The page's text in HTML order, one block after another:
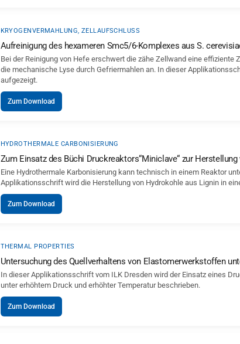
KRYOGENVERMAHLUNG, ZELLAUFSCHLUSS
Aufreinigung des hexameren Smc5/6-Komplexes aus S.
Bei der Reinigung von Hefe erschwert die zähe Zellwand eine
die mechanische Lyse durch Gefriermahlen an. In dieser
aufgezeigt.
Zum Download
HYDROTHERMALE CARBONISIERUNG
Zum Einsatz des Büchi Druckreaktors“Miniclave“ zur
Eine Hydrothermale Karbonisierung kann technisch in einem Reaktor
Applikationsschrift wird die Herstellung von Hydrokohle aus Lignin in
Zum Download
THERMAL PROPERTIES
Untersuchung des Quellverhaltens von Elastomerwerkstoffen
In dieser Applikationsschrift vom ILK Dresden wird der Einsatz eines
unter erhöhtem Druck und erhöhter Temperatur beschrieben.
Zum Download